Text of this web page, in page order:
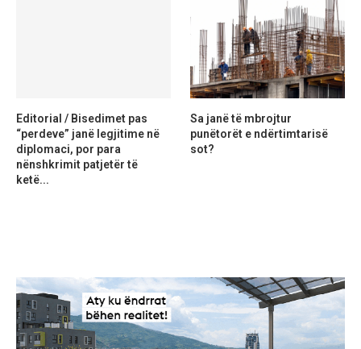
Editorial / Bisedimet pas
“perdeve” janë legjitime në
diplomaci, por para
nënshkrimit patjetër të
ketë...
Sa janë të mbrojtur
punëtorët e ndërtimtarisë
sot?